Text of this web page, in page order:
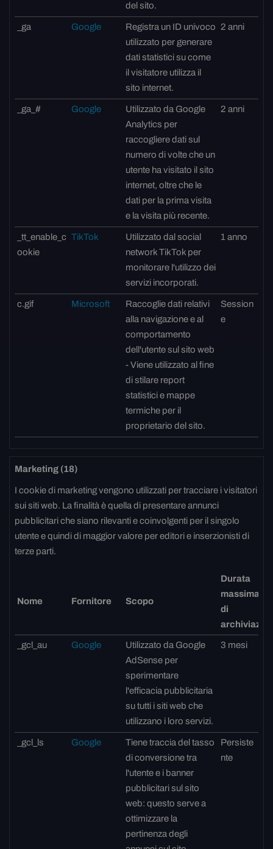
del sito.
_ga Google
Registra un ID univoco
utilizzato per generare
dati statistici su come
il visitatore utilizza il
sito internet.
2 anni
_ga_# Google
Utilizzato da Google
Analytics per
raccogliere dati sul
numero di volte che un
utente ha visitato il sito
internet, oltre che le
dati per la prima visita
e la visita più recente.
2 anni
_tt_enable_c
ookie
TikTok
Utilizzato dal social
network TikTok per
monitorare l'utilizzo dei
servizi incorporati.
1 anno
c.gif Microsoft
Raccoglie dati relativi
alla navigazione e al
comportamento
dell'utente sul sito web
- Viene utilizzato al fine
di stilare report
statistici e mappe
termiche per il
proprietario del sito.
Session
e
Marketing (18)
I cookie di marketing vengono utilizzati per tracciare i visitatori
sui siti web. La finalità è quella di presentare annunci
pubblicitari che siano rilevanti e coinvolgenti per il singolo
utente e quindi di maggior valore per editori e inserzionisti di
terze parti.
Nome Fornitore Scopo
Durata
massima
di
_gcl_au Google
Utilizzato da Google
AdSense per
sperimentare
l'efficacia pubblicitaria
su tutti i siti web che
utilizzano i loro servizi.
3 mesi
_gcl_ls Google
Tiene traccia del tasso
di conversione tra
l'utente e i banner
pubblicitari sul sito
web: questo serve a
ottimizzare la
pertinenza degli
Persiste
nte